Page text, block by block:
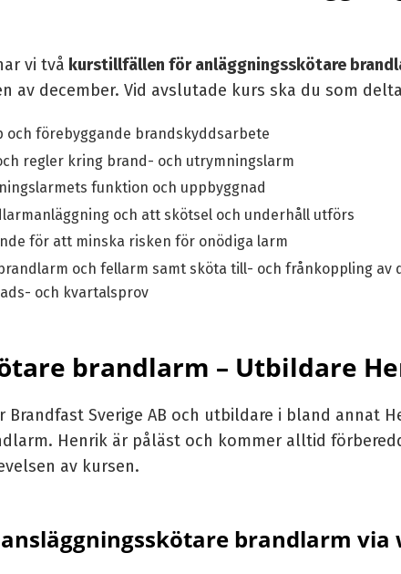
vi två kurstillfällen för anläggningsskötare
av december. Vid avslutade kurs ska du som
och förebyggande brandskyddsarbete
regler kring brand- och utrymningslarm
funktion och uppbyggnad
och att skötsel och underhåll utförs
för att minska risken för onödiga larm
och fellarm samt sköta till- och frånkoppling av
och kvartalsprov
brandlarm – Utbildare
Brandfast Sverige AB och utbildare i bland annat
Henrik är påläst och kommer alltid
av kursen.
brandlarm via